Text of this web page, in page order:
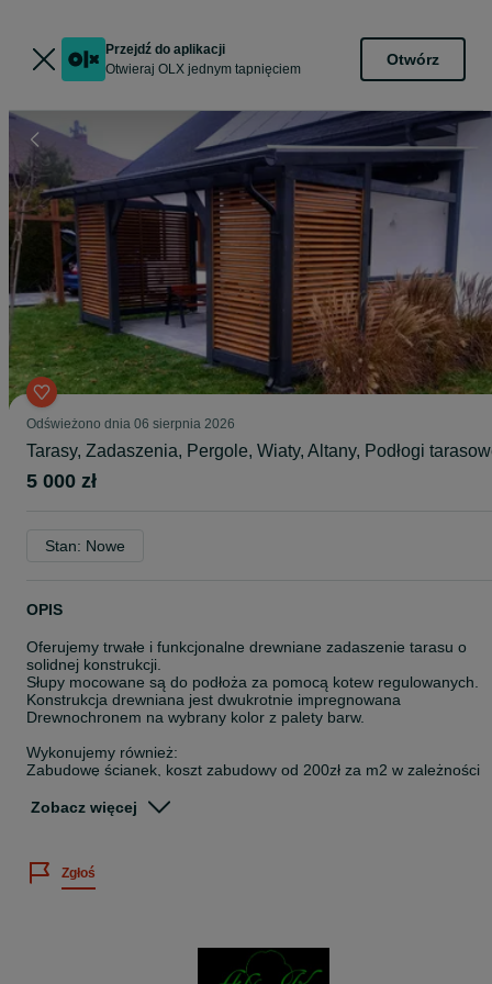
Przejdź do aplikacji
Otwieraj OLX jednym tapnięciem
Otwórz
Odświeżono dnia 06 sierpnia 2026
Tarasy, Zadaszenia, Pergole, Wiaty, Altany, Podłogi
5 000 zł
Stan: Nowe
OPIS
Oferujemy trwałe i funkcjonalne drewniane zadaszenie tarasu o
solidnej konstrukcji.
Słupy mocowane są do podłoża za pomocą kotew regulowanych.
Konstrukcja drewniana jest dwukrotnie impregnowana
Drewnochronem na wybrany kolor z palety barw.
Wykonujemy również:
Zabudowę ścianek, koszt zabudowy od 200zł za m2 w zależności
- deski
Oferowane rodzaje pokrycia:
- deska boazeryjną z papą termozgrzewalną,
- deska boazeryjna z gontem bitumicznym,
Zobacz więcej
Zgłoś